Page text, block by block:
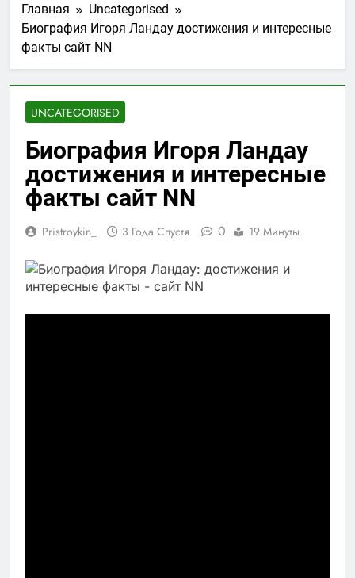
Главная
Uncategorised
Биография Игоря Ландау достижения и интересные
факты сайт NN
UNCATEGORISED
Биография Игоря Ландау
достижения и интересные
факты сайт NN
Pristroykin_ 3 Года Спустя 0 19 Минуты